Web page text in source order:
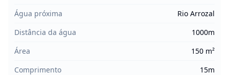
Água próxima
Rio Arrozal
Distância da água
1000m
Área
150 m²
Comprimento
15m